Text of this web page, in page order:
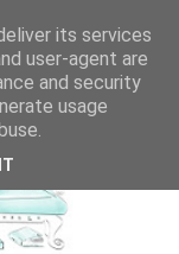
its services
user-agent are
and security
usage